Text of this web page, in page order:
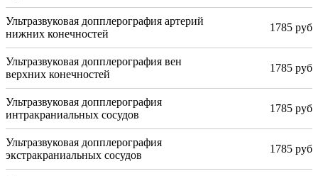
Ультразвуковая допплерография артерий
нижних конечностей
1785 руб
Ультразвуковая допплерография вен
верхних конечностей
1785 руб
Ультразвуковая допплерография
интракраниальных сосудов
1785 руб
Ультразвуковая допплерография
экстракраниальных сосудов
1785 руб